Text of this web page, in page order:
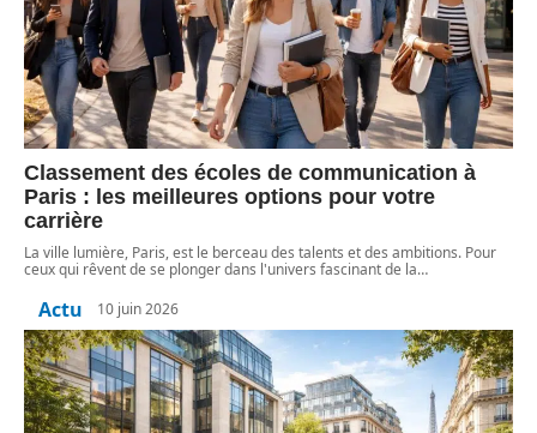
Classement des écoles de communication à
Paris : les meilleures options pour votre
carrière
La ville lumière, Paris, est le berceau des talents et des ambitions. Pour
ceux qui rêvent de se plonger dans l'univers fascinant de la…
Actu 10 juin 2026